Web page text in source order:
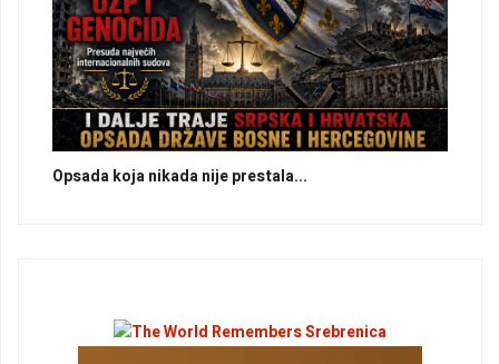
Opsada koja nikada nije prestala...